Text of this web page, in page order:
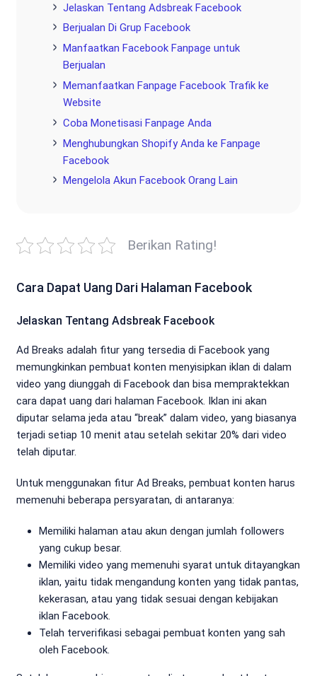
Jelaskan Tentang Adsbreak Facebook
Berjualan Di Grup Facebook
Manfaatkan Facebook Fanpage untuk
Berjualan
Memanfaatkan Fanpage Facebook Trafik ke
Website
Coba Monetisasi Fanpage Anda
Menghubungkan Shopify Anda ke Fanpage
Facebook
Mengelola Akun Facebook Orang Lain
Berikan Rating!
Cara Dapat Uang Dari Halaman Facebook
Jelaskan Tentang Adsbreak Facebook
Ad Breaks adalah fitur yang tersedia di Facebook yang
memungkinkan pembuat konten menyisipkan iklan di dalam
video yang diunggah di Facebook dan bisa mempraktekkan
cara dapat uang dari halaman Facebook. Iklan ini akan
diputar selama jeda atau “break” dalam video, yang biasanya
terjadi setiap 10 menit atau setelah sekitar 20% dari video
telah diputar.
Untuk menggunakan fitur Ad Breaks, pembuat konten harus
memenuhi beberapa persyaratan, di antaranya:
Memiliki halaman atau akun dengan jumlah followers
yang cukup besar.
Memiliki video yang memenuhi syarat untuk ditayangkan
iklan, yaitu tidak mengandung konten yang tidak pantas,
kekerasan, atau yang tidak sesuai dengan kebijakan
iklan Facebook.
Telah terverifikasi sebagai pembuat konten yang sah
oleh Facebook.